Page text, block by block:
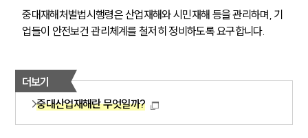
중대재해처벌법시행령은 산업재해와 시민재해 등을 관리하며, 기
업들이 안전보건 관리체계를 철저히 정비하도록 요구합니다.
더보기
중대산업재해란 무엇일까?